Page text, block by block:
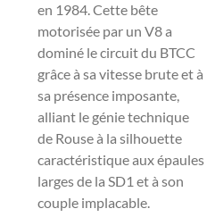
en 1984. Cette bête
motorisée par un V8 a
dominé le circuit du BTCC
grâce à sa vitesse brute et à
sa présence imposante,
alliant le génie technique
de Rouse à la silhouette
caractéristique aux épaules
larges de la SD1 et à son
couple implacable.